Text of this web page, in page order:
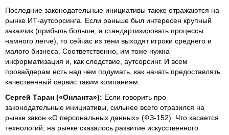
Последние законодательные инициативы также отражаются на
рынке ИТ-аутсорсинга. Если раньше был интересен крупный
заказчик (прибыль больше, а стандартизировать процессы
намного легче), то сейчас из тени выходят игроки среднего и
малого бизнеса. Соответственно, им тоже нужна
информатизация и, как следствие, аутсорсинг. И всем
провайдерам есть над чем подумать, как начать предоставлять
качественный сервис таким компаниям.
Сергей Таран («Онланта»): Если говорить про
законодательные инициативы, сильнее всего отразился на
рынке закон «О персональных данных» (ФЗ-152). Что касается
технологий, на рынке сказалось развитие искусственного